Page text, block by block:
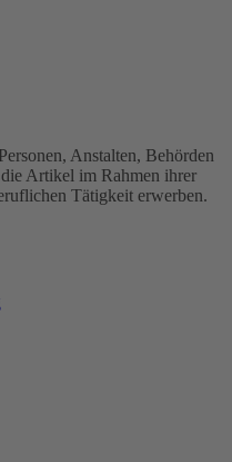
Anstalten, Behörden
Artikel im Rahmen ihrer
Tätigkeit erwerben.